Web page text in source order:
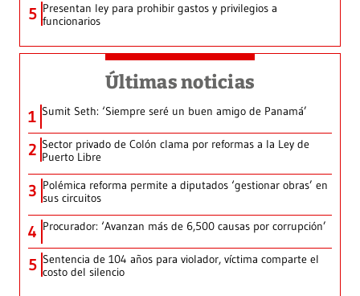
5 Presentan ley para prohibir gastos y privilegios a
funcionarios
Últimas noticias
1 Sumit Seth: ‘Siempre seré un buen amigo de Panamá’
2 Sector privado de Colón clama por reformas a la Ley de
Puerto Libre
3 Polémica reforma permite a diputados ‘gestionar obras’ en
sus circuitos
4 Procurador: ‘Avanzan más de 6,500 causas por corrupción’
5 Sentencia de 104 años para violador, víctima comparte el
costo del silencio